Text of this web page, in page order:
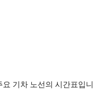
기차 노선의 시간표입니